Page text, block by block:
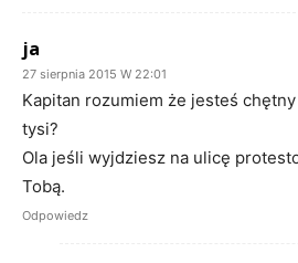
ja
27 sierpnia 2015 W 22:01
Kapitan rozumiem że jesteś
tysi?
Ola jeśli wyjdziesz na ulicę
Tobą.
Odpowiedz